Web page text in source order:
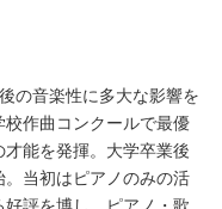
の音楽性に多大な影響を
作曲コンクールで最優
能を発揮。大学卒業後
当初はピアノのみの活